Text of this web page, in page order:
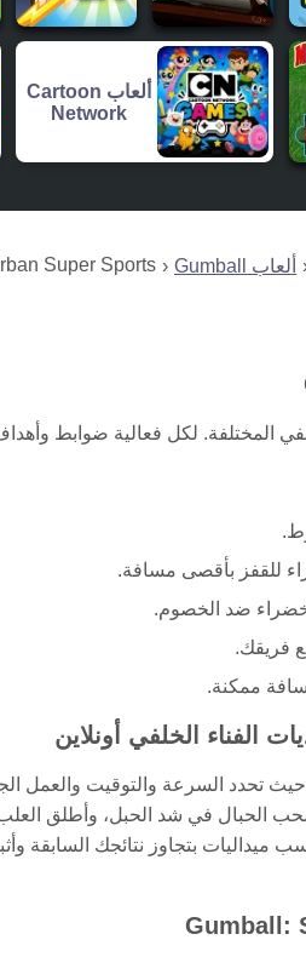
ألعاب Gumball Super Sports
تحدد السرعة والتوقيت والعمل
الحبال في شد الحبل، وأطلق
ميداليات بتجاوز نتائجك السابقة
ألعاب Cartoon
Network